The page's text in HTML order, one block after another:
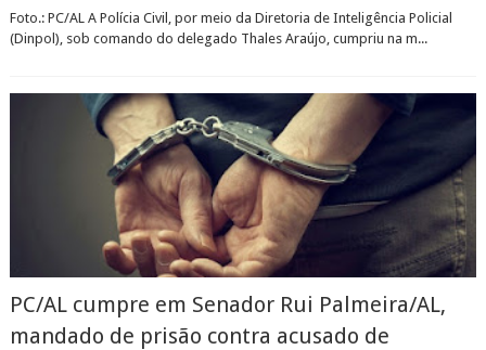
Foto.: PC/AL A Polícia Civil, por meio da Diretoria de Inteligência Policial
(Dinpol), sob comando do delegado Thales Araújo, cumpriu na m...
PC/AL cumpre em Senador Rui Palmeira/AL,
mandado de prisão contra acusado de